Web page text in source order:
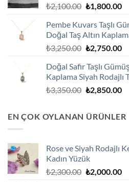
₺2,100.00 Orijinal
₺2,100.00.
₺1,800.00Şu
Pembe Kuvars Taşlı
Doğal Taş Altın
₺3,250.00 Orijinal
₺3,250.00.
₺2,750.00Şu
Doğal Safir Taşlı
Kaplama Siyah Rodajlı
₺3,350.00 Orijinal
₺3,350.00.
₺2,850.00Şu
EN ÇOK OYLANAN ÜRÜNLER
Rose ve Siyah Rodajlı
Kadın Yüzük
₺2,300.00 Orijinal
₺2,000.00Şu